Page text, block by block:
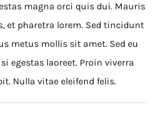
magna orci quis dui. Mauris
et pharetra lorem. Sed tincidunt
metus mollis sit amet. Sed eu
egestas laoreet. Proin viverra
Nulla vitae eleifend felis.